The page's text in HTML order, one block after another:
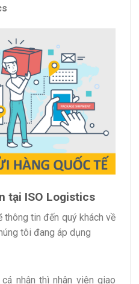
tại ISO Logistics
thông tin đến quý khách về
tôi đang áp dụng
nhân thì nhân viên giao